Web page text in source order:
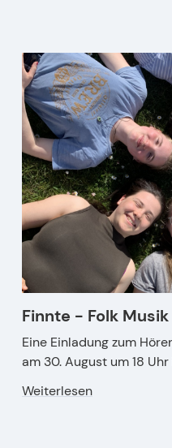
Finnte - Folk
Eine Einladung zum
am 30. August um 18
Weiterlesen